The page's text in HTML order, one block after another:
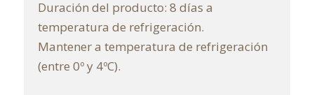
Duración del producto: 8 días a
temperatura de refrigeración.
Mantener a temperatura de refrigeración
(entre 0º y 4ºC).